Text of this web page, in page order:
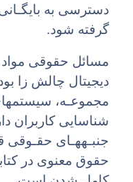
دسترسی به
گرفته شود.
مسائل حقوقی مواد
دیجیتال چالش زا
مجموعـه،
شناسایی کاربران
جنبـههـای حقـوقی
حقوق معنوی در